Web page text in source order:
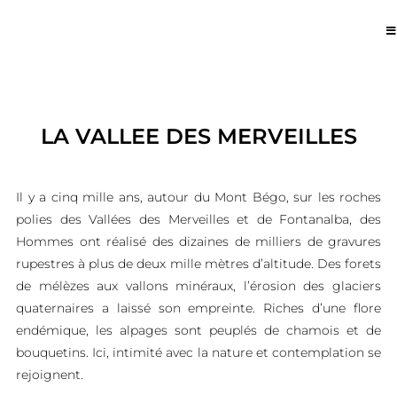
LA VALLEE DES MERVEILLES
Il y a cinq mille ans, autour du Mont Bégo, sur les roches
polies des Vallées des Merveilles et de Fontanalba, des
Hommes ont réalisé des dizaines de milliers de gravures
rupestres à plus de deux mille mètres d’altitude. Des forets
de mélèzes aux vallons minéraux, l’érosion des glaciers
quaternaires a laissé son empreinte. Riches d’une flore
endémique, les alpages sont peuplés de chamois et de
bouquetins. Ici, intimité avec la nature et contemplation se
rejoignent.